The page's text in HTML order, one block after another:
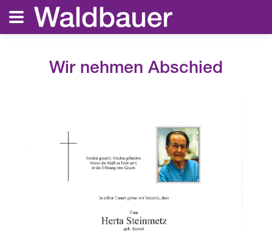
Wir nehmen Abschied